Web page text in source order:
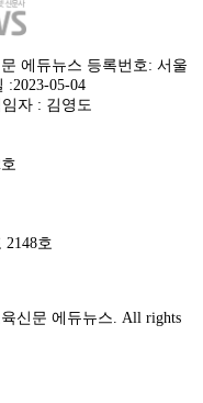
에듀뉴스 등록번호: 서울
:2023-05-04
자 : 김영도
2148호
신문 에듀뉴스. All rights